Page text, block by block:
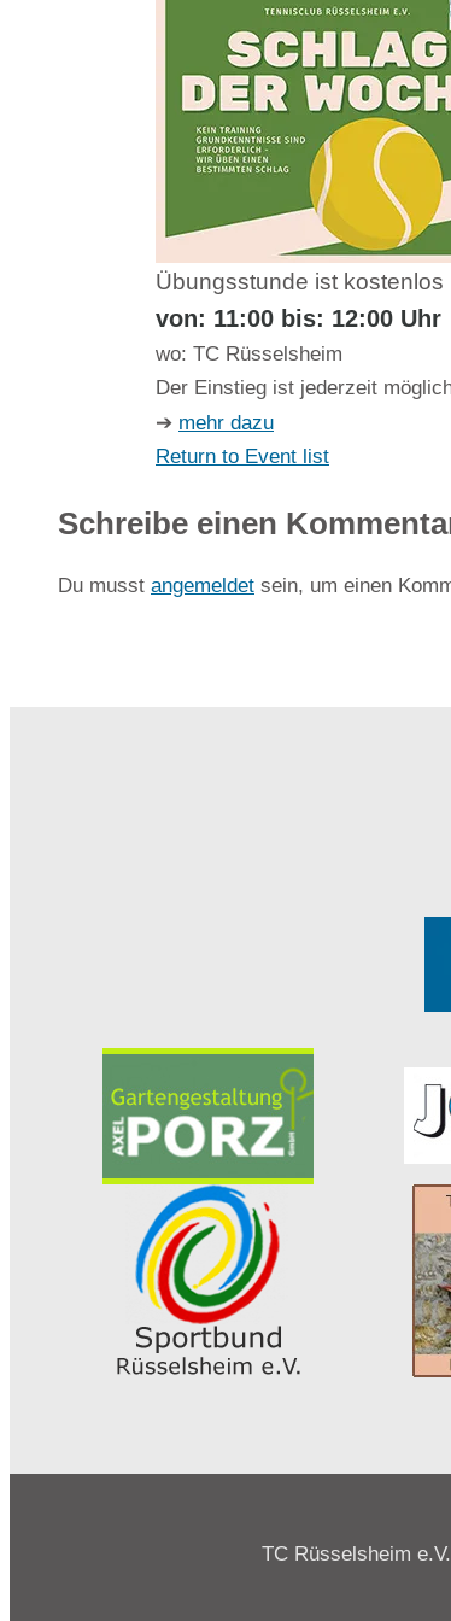
Übungsstunde ist kostenlos
von: 11:00 bis: 12:00 Uhr
wo: TC Rüsselsheim
Der Einstieg ist jederzeit
➔ mehr dazu
Return to Event list
Schreibe einen
Du musst angemeldet sein, um einen
TC Rüsselsheim